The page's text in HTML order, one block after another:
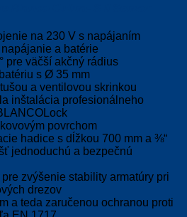
na 230 V s napájaním
a batérie
pre väčší akčný rádius
s Ø 35 mm
a ventilovou skrinkou
inštalácia profesionálneho
povrchom
hadice s dĺžkou 700 mm a ⅜“
jednoduchú a bezpečnú
zvýšenie stability armatúry pri
drezov
a teda zaručenou ochranou proti